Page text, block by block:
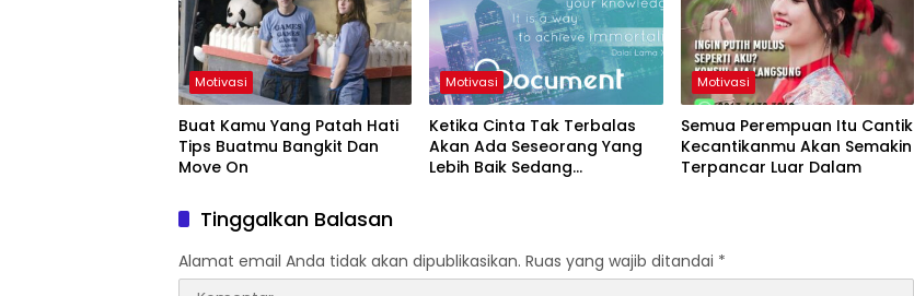
Motivasi
Buat Kamu Yang Patah Hati
Tips Buatmu Bangkit Dan
Move On
Motivasi
Ketika Cinta Tak Terbalas
Akan Ada Seseorang Yang
Lebih Baik Sedang
Motivasi
Semua Perempuan Itu Cantik
Kecantikanmu Akan Semakin
Terpancar Luar Dalam
Tinggalkan Balasan
Alamat email Anda tidak akan dipublikasikan. Ruas yang wajib ditandai *